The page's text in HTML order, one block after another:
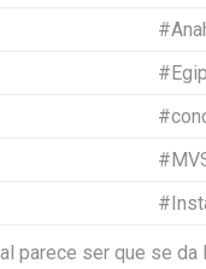
parece ser que se